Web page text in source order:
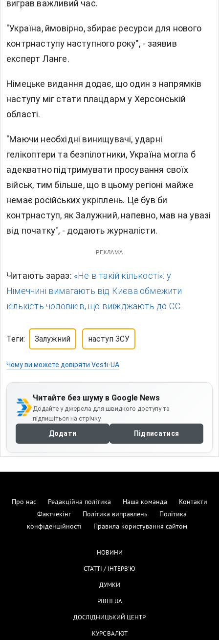
виграв важливий час.
"Україна, ймовірно, збирає ресурси для нового
контрнаступу наступного року", - заявив
експерт Ланге.
Німецьке видання додає, що один з напрямків
наступу міг стати плацдарм у Херсонській
області.
"Маючи необхідні винищувачі, ударні
гелікоптери та безпілотники, Україна могла б
адекватно підтримувати просування своїх
військ, тим більше, що в цьому регіоні майже
немає російських укріплень. Це був би
контрнаступ, як Залужний, напевно, мав на увазі
від початку", - додають журналісти.
РЕКЛАМА
Читають зараз: «Не в такій кількості»: у
Німеччині вимагають від Києва обмежити
кількість чоловіків, що виїжджають до ЄС.
Теги: Залужний наступ ЗСУ
Чому ви можете довіряти Vesti-UA
Читайте без шуму в Google News
Додайте у джерела для швидкого доступу та
підпишіться на стрічку
Додати Підписатися
Про нас Редакційна політика Наша команда
Контакти
Фактчекінг
Політика виправлень
Політика
конфіденційності
Правила користування сайтом
НОВИНИ
СТАТТІ / ІНТЕРВ'Ю
ДУМКИ
РІВНІ.UA
ДОСЛІДНИЦЬКИЙ ЦЕНТР
КУРС ВАЛЮТ